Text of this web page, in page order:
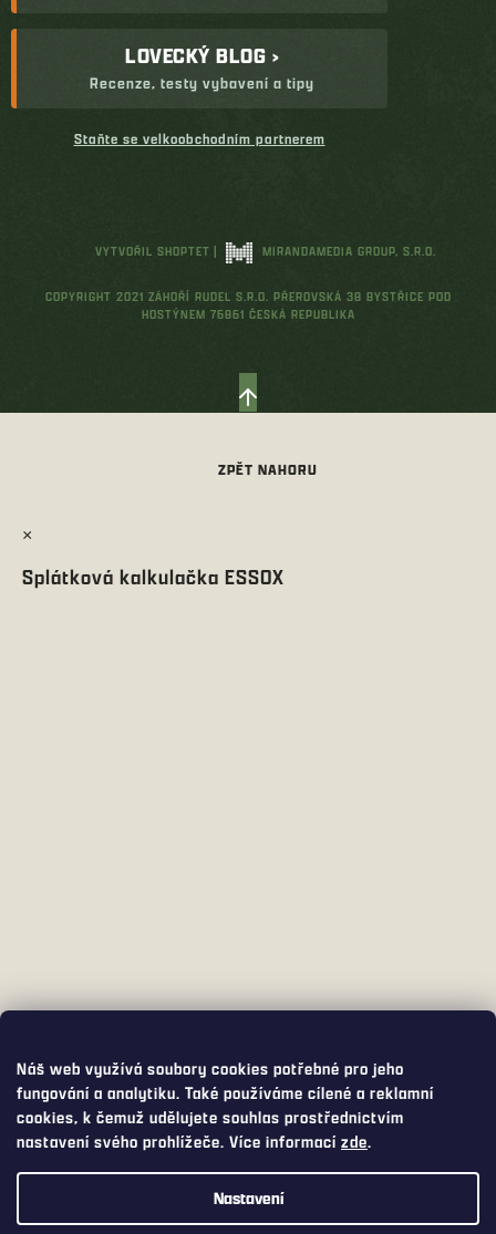
Náš web využívá soubory cookies potřebné pro jeho
fungování a analytiku. Také používáme cílené a reklamní
cookies, k čemuž udělujete souhlas prostřednictvím
nastavení svého prohlížeče. Více informacízde.
Nastavení
LOVECKÝ BLOG ›
Recenze, testy vybavení a tipy
Staňte se velkoobchodním partnerem
VYTVOŘIL SHOPTET | MIRANDAMEDIA GROUP, S.R.O.
COPYRIGHT 2021 ZÁHOŘÍ RUDEL S.R.O. PŘEROVSKÁ 38 BYSTŘICE POD
HOSTÝNEM 76861 ČESKÁ REPUBLIKA
×
Splátková kalkulačka ESSOX